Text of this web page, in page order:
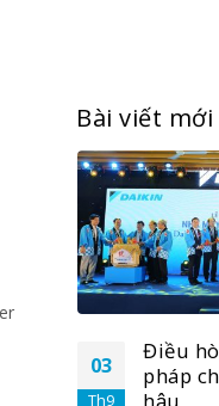
Bài viết mới
03
Th9
Điều
pháp